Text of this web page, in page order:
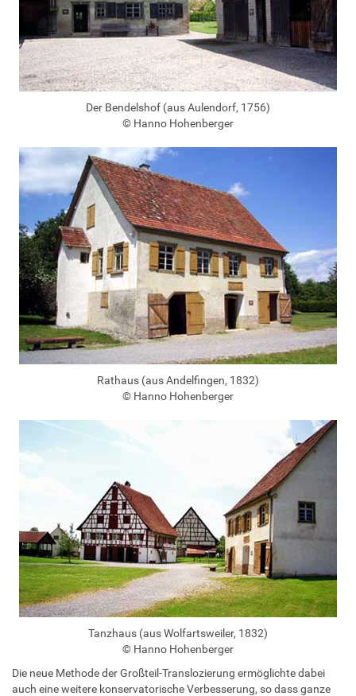
Der Bendelshof (aus Aulendorf, 1756)
© Hanno Hohenberger
Rathaus (aus Andelfingen, 1832)
© Hanno Hohenberger
Tanzhaus (aus Wolfartsweiler, 1832)
© Hanno Hohenberger
Die neue Methode der Großteil-Translozierung ermöglichte dabei
auch eine weitere konservatorische Verbesserung, so dass ganze